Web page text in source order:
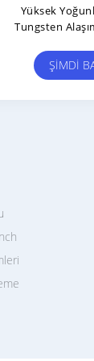
Yüksek Güçlü
W90NiFe4
ŞIMDI